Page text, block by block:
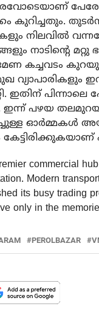
കുറിച്ചതും.
നിലവില്‍
നാടിന്റെ മറ്റു
ഇതിന്
ഇന്ന് പഴയ
ഓര്‍മ്മകള്‍
commercial
Modern
its busy trading
only in the
PEROLBAZAR